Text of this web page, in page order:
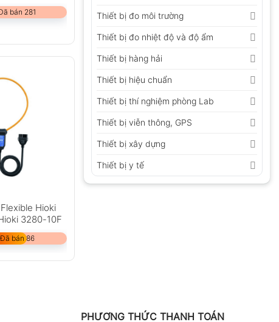
Thiết bị đo môi trường
Thiết bị đo nhiệt độ và độ ẩm
Thiết bị hàng hải
Thiết bị hiệu chuẩn
Thiết bị thí nghiệm phòng Lab
Thiết bị viễn thông, GPS
Thiết bị xây dựng
Thiết bị y tế
bán 281
Hioki
3280-10F
Đã bán 86
PHƯƠNG THỨC THANH TOÁN